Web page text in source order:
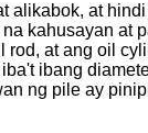
at
kahusayan at
at ang oil
ibang
ng pile ay